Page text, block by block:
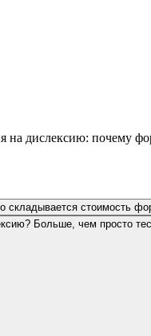
на дислексию: почему
складывается стоимость
Больше, чем просто